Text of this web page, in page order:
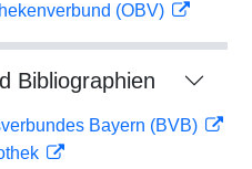
(OBV)
Bibliographien
Bayern (BVB)